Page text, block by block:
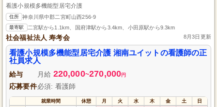
看護小規模多機能型居宅介護
住所 神奈川県中郡二宮町山西256-9
最寄駅 二宮駅から1.1km、国府津駅から3.4km、小田原駅から9.3km
社会福祉法人 寿考会 8月3日更新
看護小規模多機能型居宅介護 湘南ユイットの看護師の正
社員求人
給与 月給 220,000~270,000円
応募要件必須: 看護師
就業時間 休憩 月 火 水 木 金 土 日